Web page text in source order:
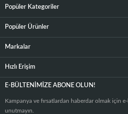
Popüler Kategoriler
Popüler Ürünler
Markalar
Hızlı Erişim
E-BÜLTENIMIZE ABONE OLUN!
Kampanya ve fırsatlardan haberdar olmak için
unutmayın.